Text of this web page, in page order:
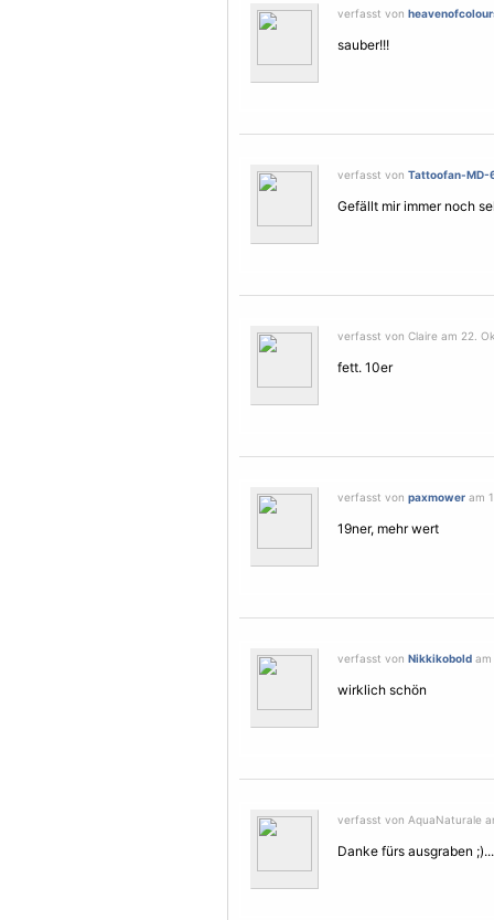
verfasst von
sauber!!!
verfasst von Tattoofan-MD-
Gefällt mir immer noch
verfasst von Claire am 22.
fett. 10er
verfasst von paxmower am
19ner, mehr wert
verfasst von Nikkikobold am
wirklich schön
verfasst von AquaNaturale
Danke fürs ausgraben